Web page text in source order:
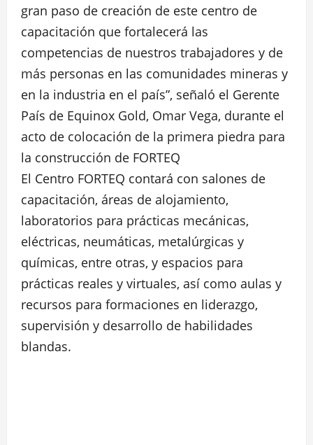
gran paso de creación de este centro de
capacitación que fortalecerá las
competencias de nuestros trabajadores y de
más personas en las comunidades mineras y
en la industria en el país”, señaló el Gerente
País de Equinox Gold, Omar Vega, durante el
acto de colocación de la primera piedra para
la construcción de FORTEQ
El Centro FORTEQ contará con salones de
capacitación, áreas de alojamiento,
laboratorios para prácticas mecánicas,
eléctricas, neumáticas, metalúrgicas y
químicas, entre otras, y espacios para
prácticas reales y virtuales, así como aulas y
recursos para formaciones en liderazgo,
supervisión y desarrollo de habilidades
blandas.